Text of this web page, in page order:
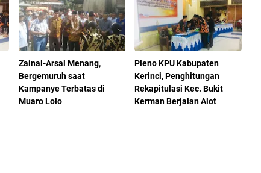
Zainal-Arsal Menang,
Bergemuruh saat
Kampanye Terbatas di
Muaro Lolo
Pleno KPU Kabupaten
Kerinci, Penghitungan
Rekapitulasi Kec. Bukit
Kerman Berjalan Alot